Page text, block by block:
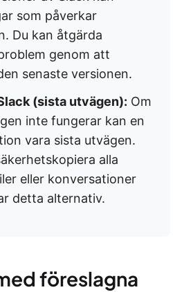
som påverkar
Du kan åtgärda
genom att
senaste versionen.
(sista utvägen): Om
inte fungerar kan en
vara sista utvägen.
alla
eller konversationer
detta alternativ.
föreslagna